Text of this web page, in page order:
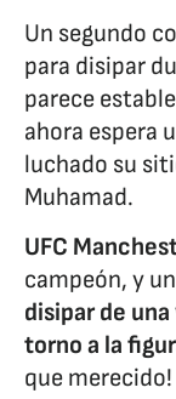
Un segundo
para disipar
parece
ahora espera
luchado su
Muhamad.
UFC
campeón, y
disipar de
torno a la
que merecido!